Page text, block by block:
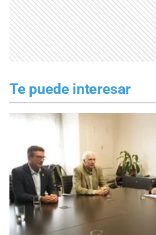
Te puede interesar